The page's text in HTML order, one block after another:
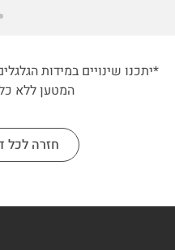
*יתכנו שינויים במידות
המטען ללא
חזרה לכל